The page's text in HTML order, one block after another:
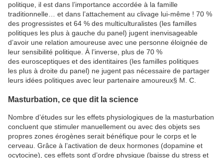
politique, il est dans l’importance accordée à la famille
traditionnelle… et dans l’attachement au clivage lui-même ! 70 %
des progressistes et 64 % des multiculturalistes (les familles
politiques les plus à gauche du panel) jugent inenvisageable
d’avoir une relation amoureuse avec une personne éloignée de
leur sensibilité politique. À l’inverse, plus de 70 %
des eurosceptiques et des identitaires (les familles politiques
les plus à droite du panel) ne jugent pas nécessaire de partager
leurs idées politiques avec leur partenaire amoureux§ M. C.
Masturbation, ce que dit la science
Nombre d’études sur les effets physiologiques de la masturbation
concluent que stimuler manuellement ou avec des objets ses
propres zones érogènes serait bénéfique pour le corps et le
cerveau. Grâce à l’activation de deux hormones (dopamine et
ocytocine), ces effets sont d’ordre physique (baisse du stress et